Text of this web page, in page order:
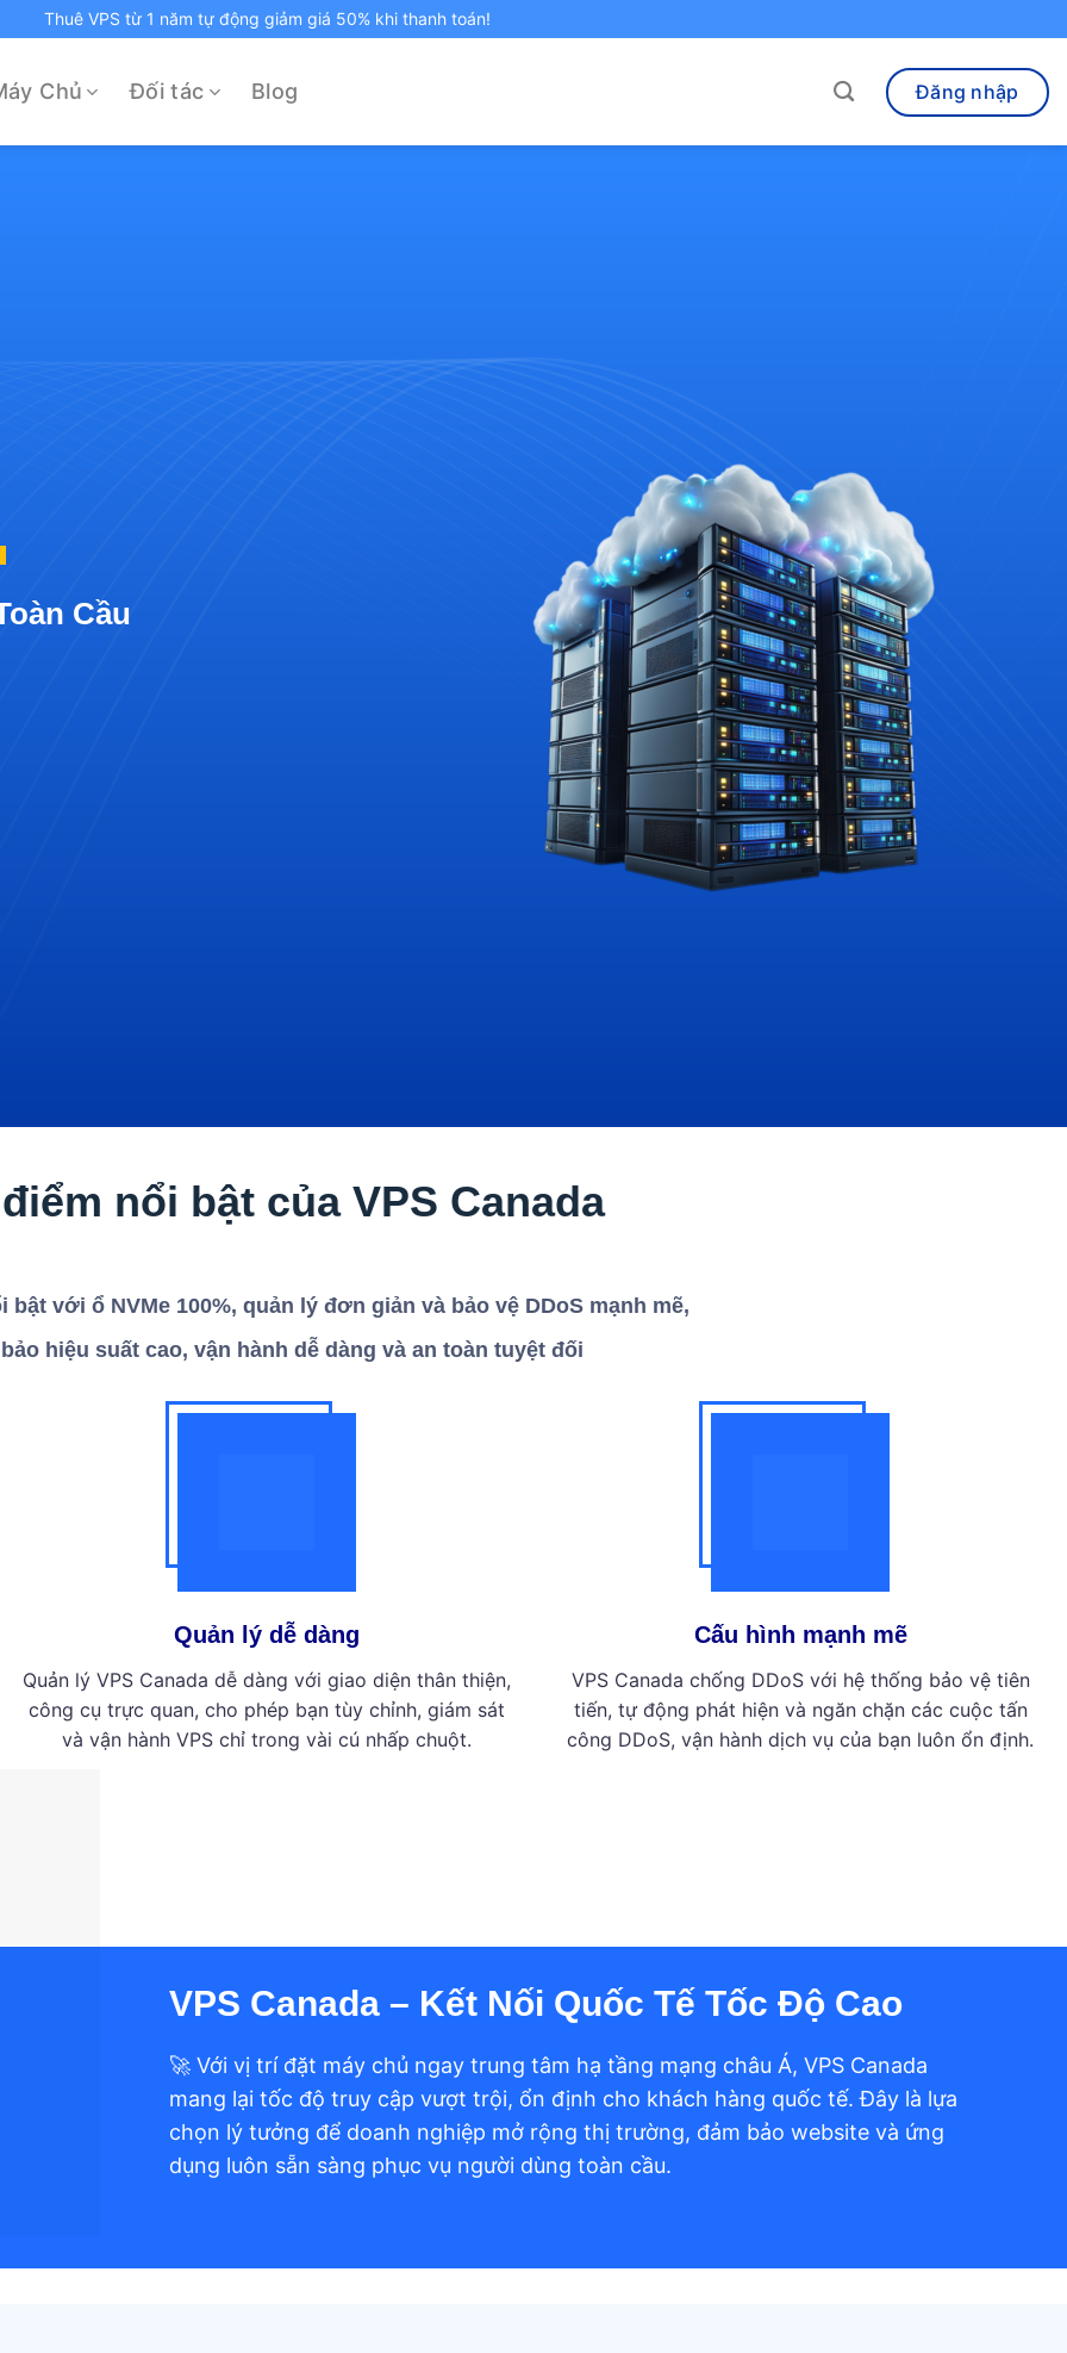
Thuê VPS từ 1 năm tự động giảm giá 50% khi thanh toán!
Chủ Đối tác Blog Đăng nhập
Cầu
nổi bật của VPS Canada
bật với ổ NVMe 100%, quản lý đơn giản và bảo vệ DDoS mạnh mẽ,
hiệu suất cao, vận hành dễ dàng và an toàn tuyệt đối
Quản lý dễ dàng
Quản lý VPS Canada dễ dàng với giao diện thân thiện,
công cụ trực quan, cho phép bạn tùy chỉnh, giám sát
và vận hành VPS chỉ trong vài cú nhấp chuột.
Cấu hình mạnh mẽ
VPS Canada chống DDoS với hệ thống bảo vệ tiên
tiến, tự động phát hiện và ngăn chặn các cuộc tấn
công DDoS, vận hành dịch vụ của bạn luôn ổn định.
VPS Canada – Kết Nối Quốc Tế Tốc Độ Cao
🚀 Với vị trí đặt máy chủ ngay trung tâm hạ tầng mạng châu Á, VPS Canada
mang lại tốc độ truy cập vượt trội, ổn định cho khách hàng quốc tế. Đây là lựa
chọn lý tưởng để doanh nghiệp mở rộng thị trường, đảm bảo website và ứng
dụng luôn sẵn sàng phục vụ người dùng toàn cầu.